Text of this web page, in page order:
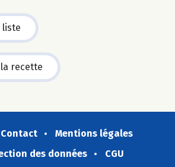
liste
recette
Contact
Mentions légales
des données
CGU